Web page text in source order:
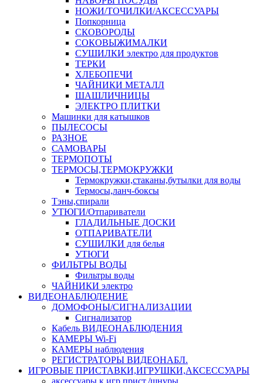
НОЖИ/ТОЧИЛКИ/АКСЕССУАРЫ
Попкорница
СКОВОРОДЫ
СОКОВЫЖИМАЛКИ
СУШИЛКИ электро для продуктов
ТЕРКИ
ХЛЕБОПЕЧИ
ЧАЙНИКИ МЕТАЛЛ
ШАШЛИЧНИЦЫ
ЭЛЕКТРО ПЛИТКИ
Машинки для катышков
ПЫЛЕСОСЫ
РАЗНОЕ
САМОВАРЫ
ТЕРМОПОТЫ
ТЕРМОСЫ,ТЕРМОКРУЖКИ
Термокружки,стаканы,бутылки для воды
Термосы,ланч-боксы
Тэны,спирали
УТЮГИ/Отпариватели
ГЛАДИЛЬНЫЕ ДОСКИ
ОТПАРИВАТЕЛИ
СУШИЛКИ для белья
УТЮГИ
ФИЛЬТРЫ ВОДЫ
Фильтры воды
ЧАЙНИКИ электро
ВИДЕОНАБЛЮДЕНИЕ
ДОМОФОНЫ/СИГНАЛИЗАЦИИ
Сигнализатор
Кабель ВИДЕОНАБЛЮДЕНИЯ
КАМЕРЫ Wi-Fi
КАМЕРЫ наблюдения
РЕГИСТРАТОРЫ ВИДЕОНАБЛ.
ИГРОВЫЕ ПРИСТАВКИ,ИГРУШКИ,АКСЕССУАРЫ
аксесcуары к игр.прист./шнуры